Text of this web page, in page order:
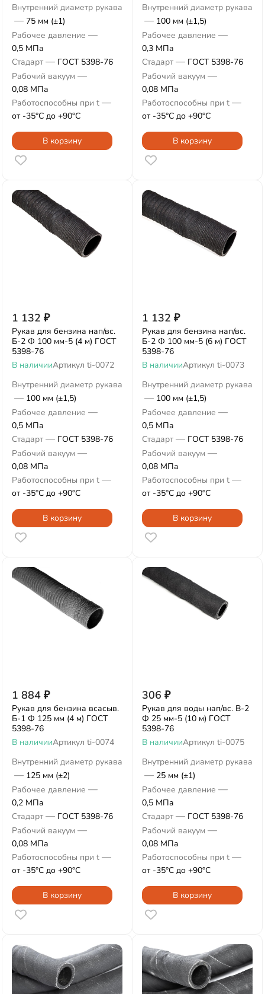
Внутренний диаметр рукава
— 75 мм (±1)
Рабочее давление —
0,5 МПа
Стадарт — ГОСТ 5398-76
Рабочий вакуум —
0,08 МПа
Работоспособны при t —
от -35°С до +90°С
В корзину
Внутренний диаметр рукава
— 100 мм (±1,5)
Рабочее давление —
0,3 МПа
Стадарт — ГОСТ 5398-76
Рабочий вакуум —
0,08 МПа
Работоспособны при t —
от -35°С до +90°С
В корзину
1 132 ₽
Рукав для бензина нап/вс.
Б-2 Ф 100 мм-5 (4 м) ГОСТ
5398-76
В наличииАртикул ti-0072
Внутренний диаметр рукава
— 100 мм (±1,5)
Рабочее давление —
0,5 МПа
Стадарт — ГОСТ 5398-76
Рабочий вакуум —
0,08 МПа
Работоспособны при t —
от -35°С до +90°С
В корзину
1 132 ₽
Рукав для бензина нап/вс.
Б-2 Ф 100 мм-5 (6 м) ГОСТ
5398-76
В наличииАртикул ti-0073
Внутренний диаметр рукава
— 100 мм (±1,5)
Рабочее давление —
0,5 МПа
Стадарт — ГОСТ 5398-76
Рабочий вакуум —
0,08 МПа
Работоспособны при t —
от -35°С до +90°С
В корзину
1 884 ₽
Рукав для бензина всасыв.
Б-1 Ф 125 мм (4 м) ГОСТ
5398-76
В наличииАртикул ti-0074
Внутренний диаметр рукава
— 125 мм (±2)
Рабочее давление —
0,2 МПа
Стадарт — ГОСТ 5398-76
Рабочий вакуум —
0,08 МПа
Работоспособны при t —
от -35°С до +90°С
В корзину
306 ₽
Рукав для воды нап/вс. В-2
Ф 25 мм-5 (10 м) ГОСТ
5398-76
В наличииАртикул ti-0075
Внутренний диаметр рукава
— 25 мм (±1)
Рабочее давление —
0,5 МПа
Стадарт — ГОСТ 5398-76
Рабочий вакуум —
0,08 МПа
Работоспособны при t —
от -35°С до +90°С
В корзину